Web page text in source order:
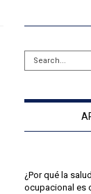
¿Por qué la salud
ocupacional es